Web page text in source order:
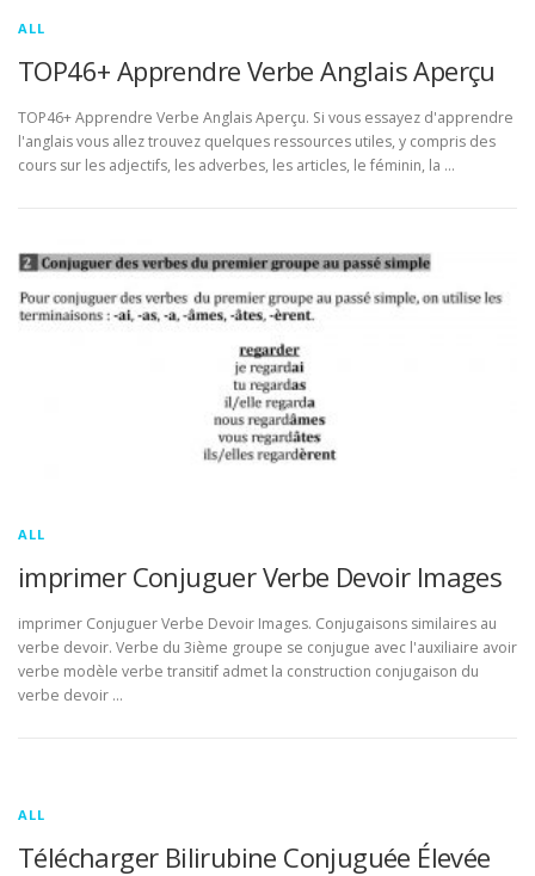
ALL
TOP46+ Apprendre Verbe Anglais Aperçu
TOP46+ Apprendre Verbe Anglais Aperçu. Si vous essayez d'apprendre
l'anglais vous allez trouvez quelques ressources utiles, y compris des
cours sur les adjectifs, les adverbes, les articles, le féminin, la …
ALL
imprimer Conjuguer Verbe Devoir Images
imprimer Conjuguer Verbe Devoir Images. Conjugaisons similaires au
verbe devoir. Verbe du 3ième groupe se conjugue avec l'auxiliaire avoir
verbe modèle verbe transitif admet la construction conjugaison du
verbe devoir …
ALL
Télécharger Bilirubine Conjuguée Élevée